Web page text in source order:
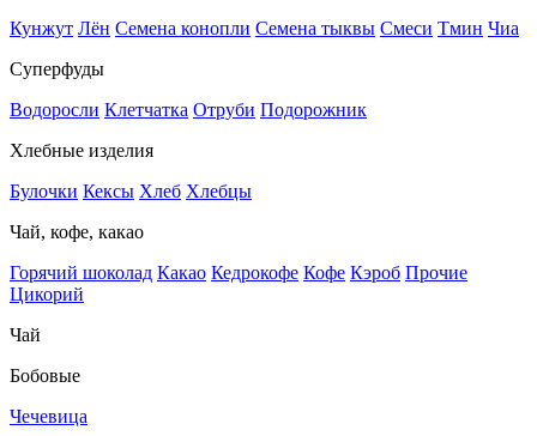
Кунжут Лён Семена конопли Семена тыквы Смеси Тмин Чиа
Суперфуды
Водоросли Клетчатка Отруби Подорожник
Хлебные изделия
Булочки Кексы Хлеб Хлебцы
Чай, кофе, какао
Горячий шоколад Какао Кедрокофе Кофе Кэроб Прочие
Цикорий
Чай
Бобовые
Чечевица